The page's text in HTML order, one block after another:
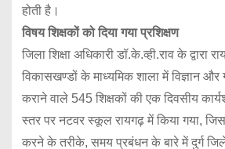
होती है।
विषय शिक्षकों को दिया गया प्रशिक्षण
जिला शिक्षा अधिकारी डॉ.के.व्ही.राव के द्वारा
विकासखण्डों के माध्यमिक शाला में विज्ञान और
कराने वाले 545 शिक्षकों की एक दिवसीय
स्तर पर नटवर स्कूल रायगढ़ में किया गया,
करने के तरीके, समय प्रबंधन के बारे में दुर्ग